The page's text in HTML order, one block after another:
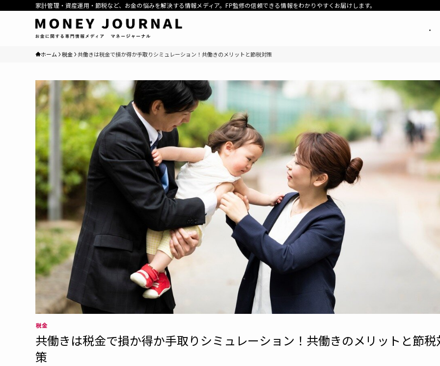
家計管理・資産運用・節税など、お金の悩みを解決する情報メディア。FP監修の信頼できる情報をわかりやすくお届けします。
ホーム 税金 共働きは税金で損か得か手取りシミュレーション！共働きのメリットと節税対策
税金
共働きは税金で損か得か手取りシミュレーション！共働きのメリットと節税
策